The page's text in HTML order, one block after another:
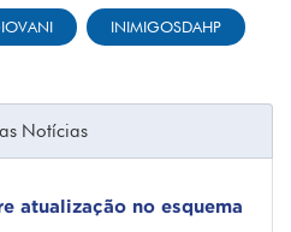
INIMIGOSDAHP
Notícias
atualização no esquema